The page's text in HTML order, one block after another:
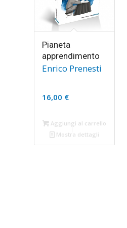
Pianeta
apprendimento
Enrico Prenesti
16,00 €
Aggiungi al carrello
Mostra dettagli